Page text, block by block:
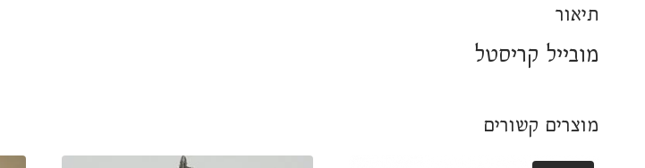
תיאור
מובייל קריסטל
מוצרים קשורים